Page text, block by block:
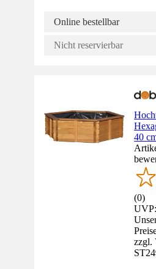
Online bestellbar
Nicht reservierbar
40
(0)
zzgl.
ST